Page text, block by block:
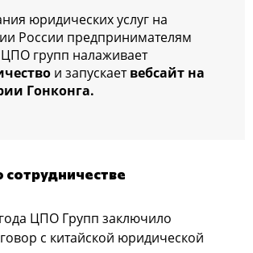
юридических услуг на
России предпринимателям
ЦПО групп налаживает
и запускаетвебсайт на
Гонконга.
ЦПО Групп заключило
с китайской юридической